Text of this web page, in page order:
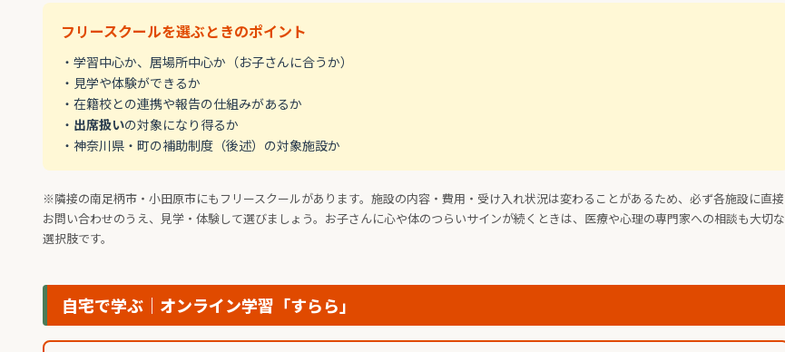
フリースクールを選ぶときのポイント
・学習中心か、居場所中心か（お子さんに合うか）
・見学や体験ができるか
・在籍校との連携や報告の仕組みがあるか
・ 出席扱いの対象になり得るか
・神奈川県・町の補助制度（後述）の対象施設か
※隣接の南足柄市・小田原市にもフリースクールがあります。施設の内容・費用・受け入れ状況は変わることがあるため、必ず各施設に直接
お問い合わせのうえ、見学・体験して選びましょう。お子さんに心や体のつらいサインが続くときは、医療や心理の専門家への相談も大切な
選択肢です。
自宅で学ぶ｜オンライン学習「すらら」